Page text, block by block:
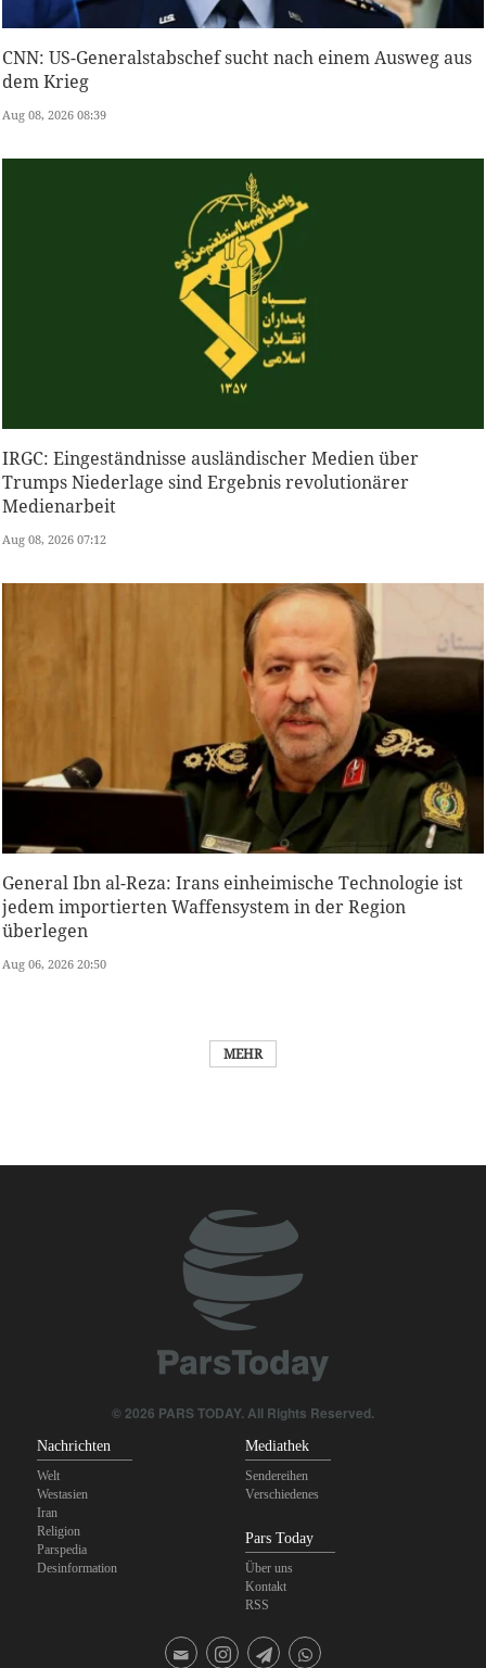
CNN: US-Generalstabschef sucht nach einem Ausweg aus
dem Krieg
Aug 08, 2026 08:39
IRGC: Eingeständnisse ausländischer Medien über
Trumps Niederlage sind Ergebnis revolutionärer
Medienarbeit
Aug 08, 2026 07:12
General Ibn al-Reza: Irans einheimische Technologie ist
jedem importierten Waffensystem in der Region
überlegen
Aug 06, 2026 20:50
MEHR
© 2026 PARS TODAY. All Rights Reserved.
Nachrichten
Welt
Westasien
Iran
Religion
Parspedia
Desinformation
Mediathek
Sendereihen
Verschiedenes
Pars Today
Über uns
Kontakt
RSS